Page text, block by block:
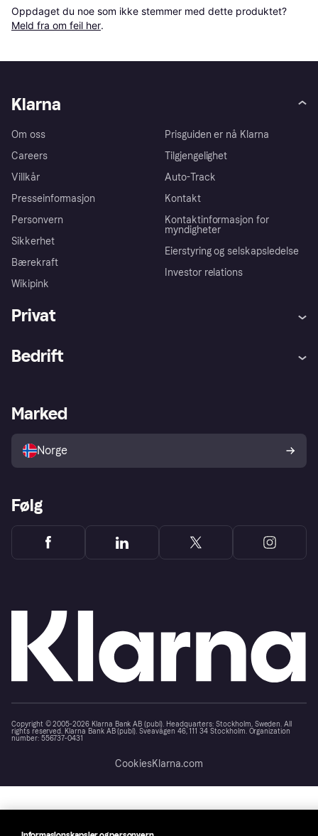
Oppdaget du noe som ikke stemmer med dette produktet?
Meld fra om feil her.
Klarna
Om oss
Careers
Villkår
Presseinformasjon
Personvern
Sikkerhet
Bærekraft
Wikipink
Prisguiden er nå Klarna
Tilgjengelighet
Auto-Track
Kontakt
Kontaktinformasjon for
myndigheter
Eierstyring og selskapsledelse
Investor relations
Privat
Utforsk butikker
Bedrift
Merchant portal
Marked
Norge
Følg
Copyright © 2005-2026 Klarna Bank AB (publ). Headquarters: Stockholm, Sweden. All
rights reserved. Klarna Bank AB (publ). Sveavägen 46, 111 34 Stockholm. Organization
number: 556737-0431
CookiesKlarna.com